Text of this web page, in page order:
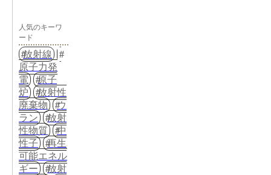
人気のキーワ
ード
放射線
原子力発
電
原子
炉
放射性
廃棄物
ウ
ラン
放射
性物質
中
性子
再生
可能エネル
ギー
放射